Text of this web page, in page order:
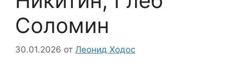
Соломин
30.01.2026 от Леонид Ходос